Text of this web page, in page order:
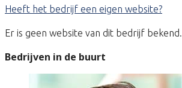
Heeft het bedrijf een eigen website?
Er is geen website van dit bedrijf bekend.
Bedrijven in de buurt